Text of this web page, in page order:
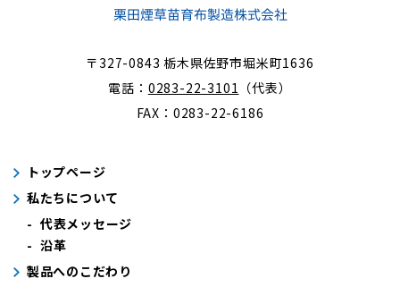
〒327-0843 栃木県佐野市堀米町1636
電話： 0283-22-3101 （代表）
FAX：0283-22-6186
トップページ
私たちについて
代表メッセージ
沿革
製品へのこだわり